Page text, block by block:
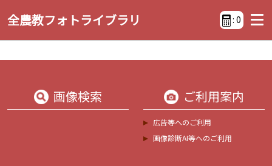
全農教フォトライブラリ : 0
画像検索 ご利用案内
広告等へのご利用
画像診断AI等へのご利用